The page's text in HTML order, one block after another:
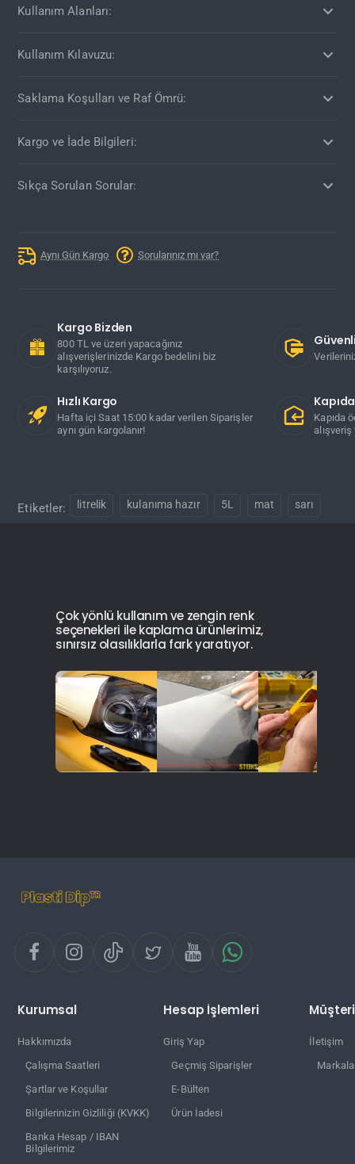
Kullanım Alanları:
Kullanım Kılavuzu:
Saklama Koşulları ve Raf Ömrü:
Kargo ve İade Bilgileri:
Sıkça Sorulan Sorular:
Aynı Gün Kargo Sorularınız mı var?
Kargo Bizden
800 TL ve üzeri yapacağınız
alışverişlerinizde Kargo bedelini biz
karşılıyoruz.
Hızlı Kargo
Hafta içi Saat 15:00 kadar verilen Siparişler
aynı gün kargolanır!
Kapıda
Etiketler: litrelik kulanıma hazır 5L mat sarı
Çok yönlü kullanım ve zengin renk
seçenekleri ile kaplama ürünlerimiz,
sınırsız olasılıklarla fark yaratıyor.
Kurumsal
Hakkımızda
Çalışma Saatleri
Şartlar ve Koşullar
Bilgilerinizin Gizliliği (KVKK)
Banka Hesap / IBAN
Bilgilerimiz
Hesap İşlemleri
Giriş Yap
Geçmiş Siparişler
E-Bülten
Ürün İadesi
İletişim